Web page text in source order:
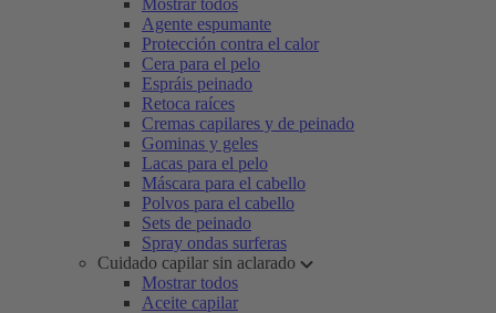
Mostrar todos
Agente espumante
Protección contra el calor
Cera para el pelo
Espráis peinado
Retoca raíces
Cremas capilares y de peinado
Gominas y geles
Lacas para el pelo
Máscara para el cabello
Polvos para el cabello
Sets de peinado
Spray ondas surferas
Cuidado capilar sin aclarado
Mostrar todos
Aceite capilar